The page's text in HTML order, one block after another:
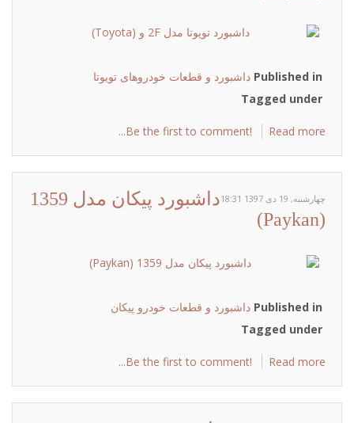
Published in داشبورد و قطعات خودروهای تویوتا
Tagged under
Be the first to comment! Read more...
چهارشنبه, 19 دی 1397 18:31
داشبورد پیکان مدل 1359
(Paykan)
Published in داشبورد و قطعات خودرو پیکان
Tagged under
Be the first to comment! Read more...